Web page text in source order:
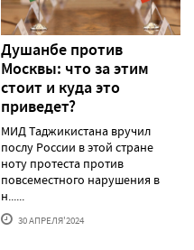
Душанбе против
Москвы: что за этим
стоит и куда это
приведет?
МИД Таджикистана вручил
послу России в этой стране
ноту протеста против
повсеместного нарушения в
н......
30 АПРЕЛЯ'2024